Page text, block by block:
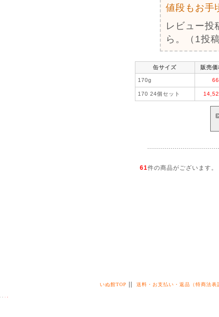
値段もお手
レビュー投
ら。（1投
缶サイズ 販売価
170g
170 24個セット
61 件の商品がございます。
いぬ館TOP 送料・お支払い・返品（特商法表